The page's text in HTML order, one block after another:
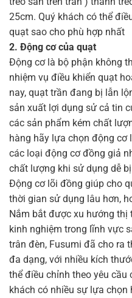
25cm. Quý khách có thể
quạt sao cho phù hợp nhất
2. Động cơ của quạt
Động cơ là bộ phận không
nhiệm vụ điều khiển quạt
nay, quạt trần đang bị lẫn
sản xuất lợi dụng sử cả tin
các sản phẩm kém chất
hàng hãy lựa chọn động cơ
các loại động cơ đồng giả
chất lượng khi sử dụng dễ
Động cơ lõi đồng giúp cho
thời gian sử dụng lâu hơn,
Nắm bắt được xu hướng thị
kinh nghiệm trong lĩnh vực
trân đèn, Fusumi đã cho ra
đa dạng, với nhiều kích
thể điều chỉnh theo yêu cầu
khách có nhiều sự lựa chọn